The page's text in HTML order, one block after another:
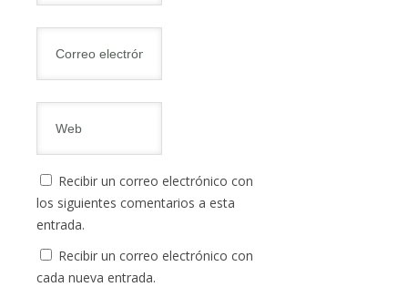
Recibir un correo electrónico con
los siguientes comentarios a esta
entrada.
Recibir un correo electrónico con
cada nueva entrada.